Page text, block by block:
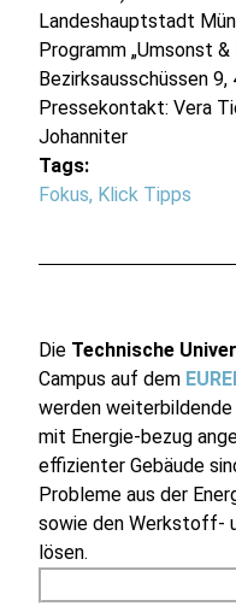
Landeshauptstadt
Programm „Umsonst
Bezirksausschüssen
Pressekontakt: Vera
Johanniter
Tags:
Fokus, Klick Tipps
Die Technische
Campus auf dem
werden
mit Energie-bezug
effizienter Gebäude
Probleme aus der
sowie den Werkstoff-
lösen.